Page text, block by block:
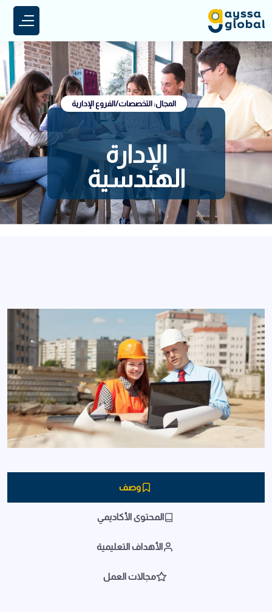
المجال: التخصصات/الفروع الإدارية
الإدارة
الهندسية
وصف
المحتوى الأكاديمي
الأهداف التعليمية
مجالات العمل